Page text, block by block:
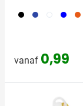
001 023 002 005 007
vanaf 0,99